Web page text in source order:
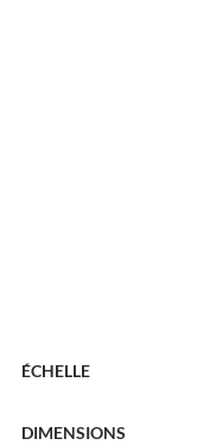
ÉCHELLE
DIMENSIONS